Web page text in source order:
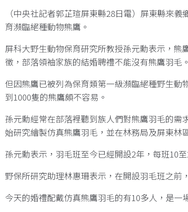
（中央社記者郭芷瑄屏東縣28日電）屏東縣來
育瀕臨絕種動物熊鷹。
屏科大野生動物保育研究所教授孫元勳表示，
徵，部落領袖家族的結婚聘禮不能沒有熊鷹羽毛。
但因熊鷹已被列為保育類第一級瀕臨絕種野生
到1000隻的熊鷹頗不容易。
孫元勳經常在部落裡聽到族人們對熊鷹羽毛的
始研究繪製仿真熊鷹羽毛，並在林務局及屏東林
孫元勳表示，羽毛班至今已經開設2年，每班10
野保所研究助理林惠珊表示，在開設羽毛班之前
今天的婚禮配戴仿真熊鷹羽毛的有10多人，是